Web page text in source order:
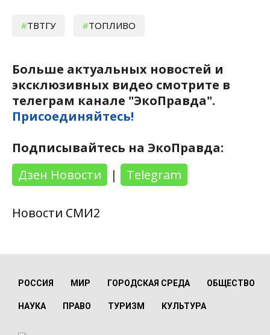
ТВТГУ ТОПЛИВО
Больше актуальных новостей и
эксклюзивных видео смотрите в
телеграм канале "ЭкоПравда".
Присоединяйтесь!
Подписывайтесь на ЭкоПравда:
Дзен Новости
| Telegram
Новости СМИ2
РОССИЯ МИР ГОРОДСКАЯ СРЕДА ОБЩЕСТВО
НАУКА ПРАВО ТУРИЗМ КУЛЬТУРА